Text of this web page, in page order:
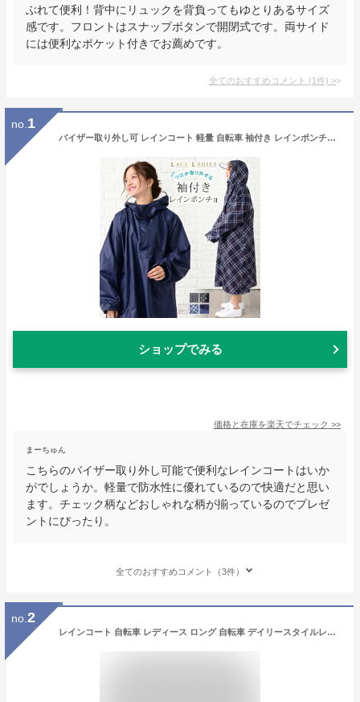
ぶれて便利！背中にリュックを背負ってもゆとりあるサイズ
感です。フロントはスナップボタンで開閉式です。両サイド
には便利なポケット付きでお薦めです。
全てのおすすめコメント (1件) >
no. 1
バイザー取り外し可 レインコート 軽量 自転車 袖付き レインポンチョ ポンチョ レインウェア 袖あり 雨合羽 カッパ おしゃれ ロング ネイビー チェック柄 ベージュ 男女兼用 クリアバイザー ツバ付き
ショップでみる
価格と在庫を楽天でチェック >>
まーちゅん
こちらのバイザー取り外し可能で便利なレインコートはいか
がでしょうか。軽量で防水性に優れているので快適だと思い
ます。チェック柄などおしゃれな柄が揃っているのでプレゼ
ントにぴったり。
全てのおすすめコメント（3件）
no. 2
レインコート 自転車 レディース ロング 自転車 デイリースタイルレインコート レインウェア レインウエア レインコート テフロン加工 バイク レディース 通勤 通学 オシャレ 梅雨 雨具 雪対策 カッパ 梅雨 大きいサイズ おしゃれ リュック対応